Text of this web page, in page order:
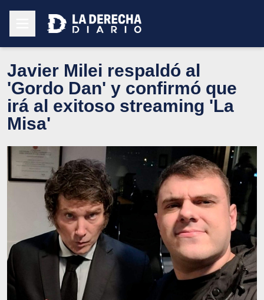
Javier Milei respaldó al
'Gordo Dan' y confirmó que
irá al exitoso streaming 'La
Misa'